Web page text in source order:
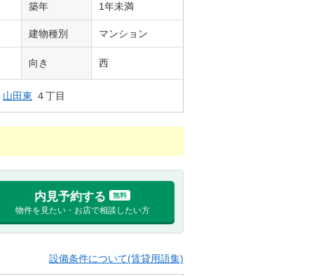
築年 1年未満
建物種別 マンション
向き 西
山田東 ４丁目
内見予約する 無料
物件を見たい・お店で相談したい方
設備条件について(賃貸用語集)